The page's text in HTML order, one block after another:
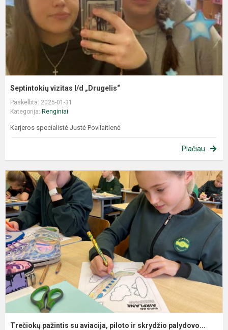
Septintokių vizitas l/d „Drugelis“
Paskelbta: 2025-01-31
Kategorija: Renginiai
Karjeros specialistė Justė Povilaitienė
Plačiau
Trečiokų pažintis su aviacija, piloto ir skrydžio palydovo...